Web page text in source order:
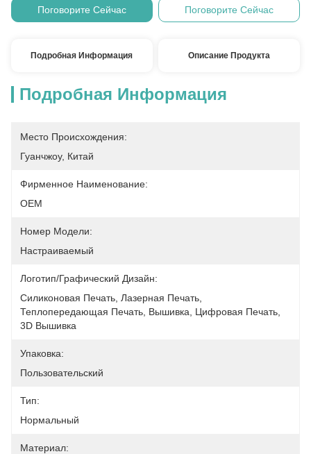
Поговорите Сейчас Поговорите Сейчас
Подробная Информация Описание Продукта
Подробная Информация
Место Происхождения:
Гуанчжоу, Китай
Фирменное Наименование:
OEM
Номер Модели:
Настраиваемый
Логотип/графический Дизайн:
Силиконовая Печать, Лазерная Печать,
Теплопередающая Печать, Вышивка, Цифровая Печать,
3D Вышивка
Упаковка:
Пользовательский
Тип:
Нормальный
Материал: